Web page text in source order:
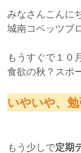
みなさんこんに
城南コベッツブ
もうすぐで１０
食欲の秋？スポ
いやいや、
もう少しで定期